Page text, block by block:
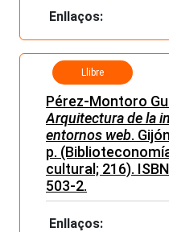
Enllaços:
Llibre
Pérez-Montoro
Arquitectura de la
entornos web.
p.
cultural; 216).
503-2.
Enllaços: